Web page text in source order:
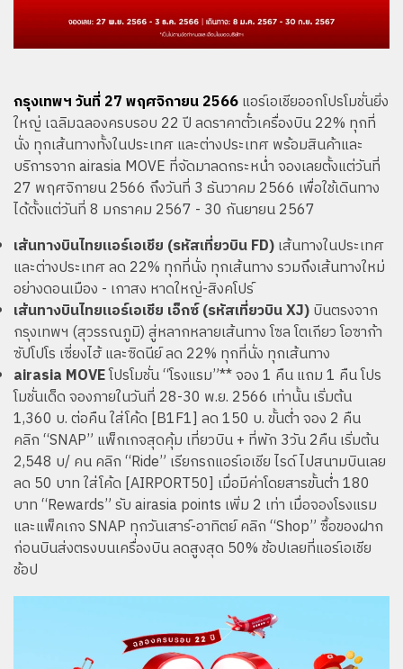
กรุงเทพฯ วันที่ 27 พฤศจิกายน 2566แอร์เอเชียออกโปรโมชั่นยิ่ง
ใหญ่ เฉลิมฉลองครบรอบ 22 ปี ลดราคาตั๋วเครื่องบิน 22% ทุกที่
นั่ง ทุกเส้นทางทั้งในประเทศ และต่างประเทศ พร้อมสินค้าและ
บริการจาก airasia MOVE ที่จัดมาลดกระหน่ำ จองเลยตั้งแต่วันที่
27 พฤศจิกายน 2566 ถึงวันที่ 3 ธันวาคม 2566 เพื่อใช้เดินทาง
ได้ตั้งแต่วันที่ 8 มกราคม 2567 - 30 กันยายน 2567
เส้นทางบินไทยแอร์เอเชีย (รหัสเที่ยวบิน FD)เส้นทางในประเทศ
และต่างประเทศ ลด 22% ทุกที่นั่ง ทุกเส้นทาง รวมถึงเส้นทางใหม่
อย่างดอนเมือง - เกาสง หาดใหญ่-สิงคโปร์
เส้นทางบินไทยแอร์เอเชีย เอ็กซ์ (รหัสเที่ยวบิน XJ)บินตรงจาก
กรุงเทพฯ (สุวรรณภูมิ) สู่หลากหลายเส้นทาง โซล โตเกียว โอซาก้า
ซัปโปโร เซี่ยงไฮ้ และซิดนีย์ ลด 22% ทุกที่นั่ง ทุกเส้นทาง
airasia MOVEโปรโมชั่น “โรงแรม”** จอง 1 คืน แถม 1 คืน โปร
โมชั่นเด็ด จองภายในวันที่ 28-30 พ.ย. 2566 เท่านั้น เริ่มต้น
1,360 บ. ต่อคืน ใส่โค้ด [B1F1] ลด 150 บ. ขั้นต่ำ จอง 2 คืน
คลิก “SNAP” แพ็กเกจสุดคุ้ม เที่ยวบิน + ที่พัก 3วัน 2คืน เริ่มต้น
2,548 บ/ คน คลิก “Ride” เรียกรถแอร์เอเชีย ไรด์ ไปสนามบินเลย
ลด 50 บาท ใส่โค้ด [AIRPORT50] เมื่อมีค่าโดยสารขั้นต่ำ 180
บาท “Rewards” รับ airasia points เพิ่ม 2 เท่า เมื่อจองโรงแรม
และแพ็คเกจ SNAP ทุกวันเสาร์-อาทิตย์ คลิก “Shop” ซื้อของฝาก
ก่อนบินส่งตรงบนเครื่องบิน ลดสูงสุด 50% ช้อปเลยที่แอร์เอเชีย
ช้อป